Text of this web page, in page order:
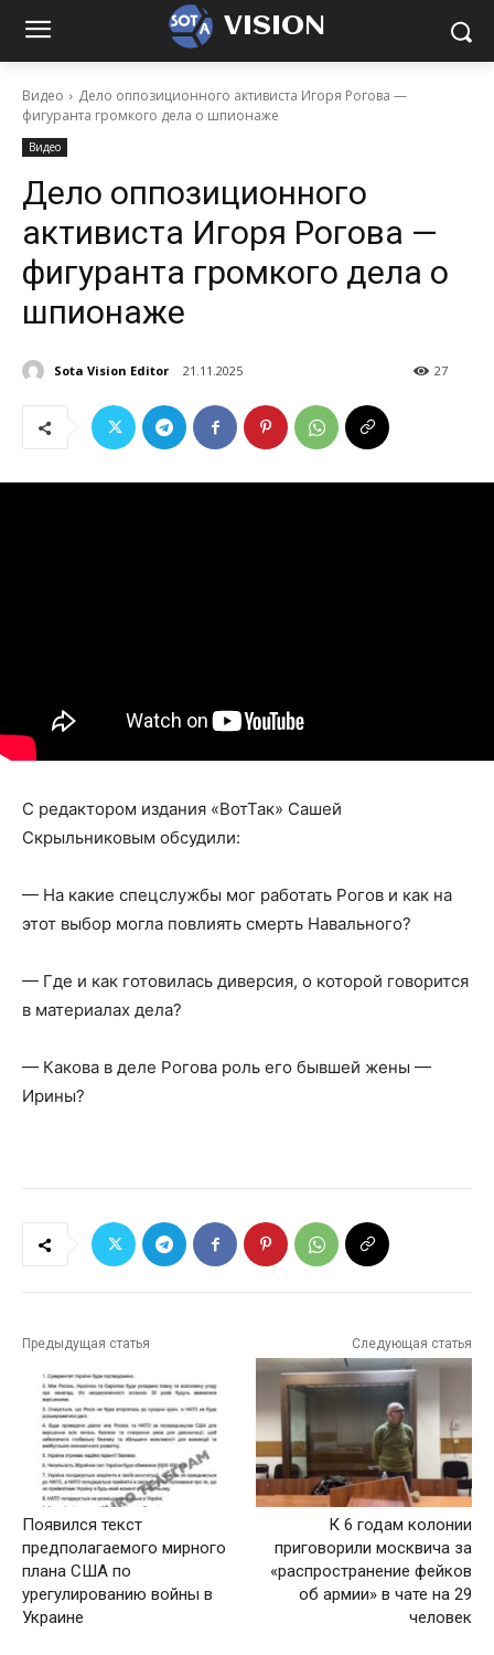
VISION
Видео
Дело оппозиционного активиста Игоря Рогова —
фигуранта громкого дела о шпионаже
Видео
Дело оппозиционного
активиста Игоря Рогова —
фигуранта громкого дела о
шпионаже
Sota Vision Editor 21.11.2025 27
С редактором издания «ВотТак» Сашей
Скрыльниковым обсудили:
— На какие спецслужбы мог работать Рогов и как на
этот выбор могла повлиять смерть Навального?
— Где и как готовилась диверсия, о которой говорится
в материалах дела?
— Какова в деле Рогова роль его бывшей жены —
Ирины?
Предыдущая статья
Появился текст
предполагаемого мирного
плана США по
урегулированию войны в
Украине
Следующая статья
К 6 годам колонии
приговорили москвича за
«распространение фейков
об армии» в чате на 29
человек